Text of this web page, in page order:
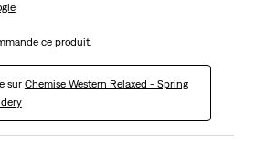
ce produit.
sur Chemise Western Relaxed - Spring